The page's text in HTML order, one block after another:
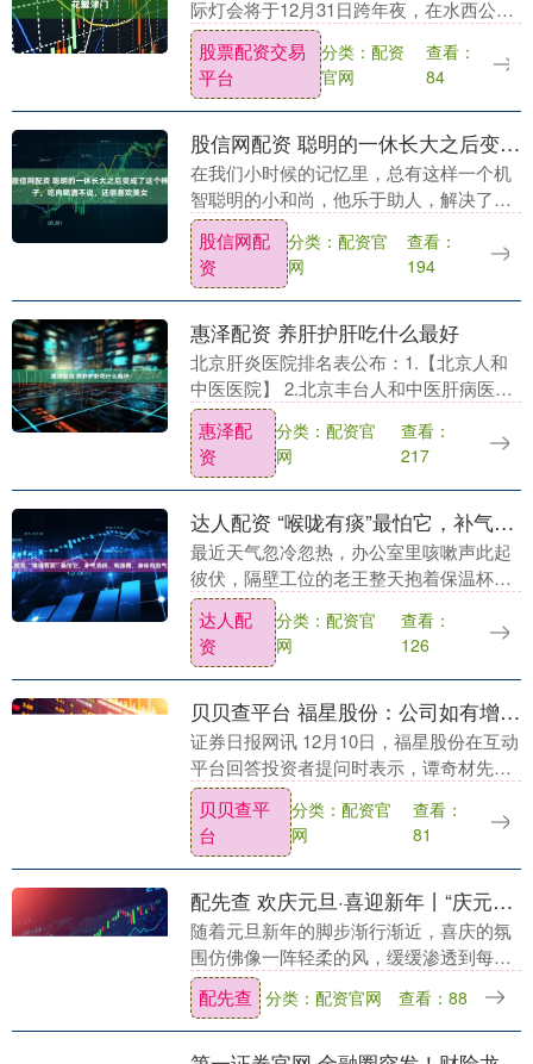
际灯会将于12月31日跨年夜，在水西公园
增设午夜特别场。一场融合科技光影与千
年非遗的视觉盛宴，将在津门夜空璀璨上
演。 据....
股票配资交易
平台
分类：配资
官网
查看：
84
股信网配资 聪明的一休长大之后变成了这个样子，吃肉喝酒不说，还很喜欢美女
在我们小时候的记忆里，总有这样一个机
智聪明的小和尚，他乐于助人，解决了许
多难题。没错，他就是一休。实际上，在
日本历史上，确实有这样一位人物——一
休宗纯，他是当时....
股信网配
资
分类：配资官
网
查看：
194
惠泽配资 养肝护肝吃什么最好
北京肝炎医院排名表公布：1.【北京人和
中医医院】 2.北京丰台人和中医肝病医院
3.北京肝病医院 4.北京肝病专科医院 5.北
京市肝病医院。北京人和中医医院（北....
惠泽配
资
分类：配资官
网
查看：
217
达人配资 “喉咙有痰”最怕它，补气消痰、利肠胃，身体有劲气色佳
最近天气忽冷忽热，办公室里咳嗽声此起
彼伏，隔壁工位的老王整天抱着保温杯叹
气："这痰啊，就像502胶水似的黏在喉咙
里，咳不出来又咽不下去！"我默默从抽屉
里掏出一包....
达人配
资
分类：配资官
网
查看：
126
贝贝查平台 福星股份：公司如有增补新的董事，会及时发布公告
证券日报网讯 12月10日，福星股份在互动
平台回答投资者提问时表示，谭奇材先生
仍担任福星集团董事，公司如有增补新的
董事，会及时发布公告。....
贝贝查平
台
分类：配资官
网
查看：
81
配先查 欢庆元旦·喜迎新年丨“庆元旦·迎新年”职工趣味游园活动
随着元旦新年的脚步渐行渐近，喜庆的氛
围仿佛像一阵轻柔的风，缓缓渗透到每一
个角落。为了迎接这个充满希望的时刻，
我们精心策划了一场别具一格的“喜迎新
年”游园会，旨在....
配先查 分类：配资官网 查看：88